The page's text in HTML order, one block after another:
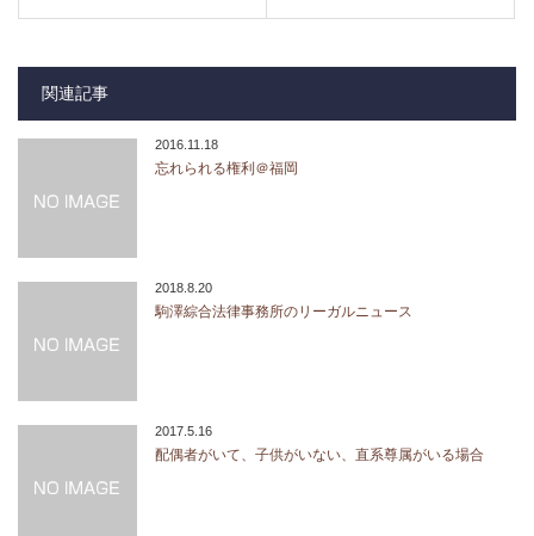
関連記事
2016.11.18
忘れられる権利＠福岡
2018.8.20
駒澤綜合法律事務所のリーガルニュース
2017.5.16
配偶者がいて、子供がいない、直系尊属がいる場合